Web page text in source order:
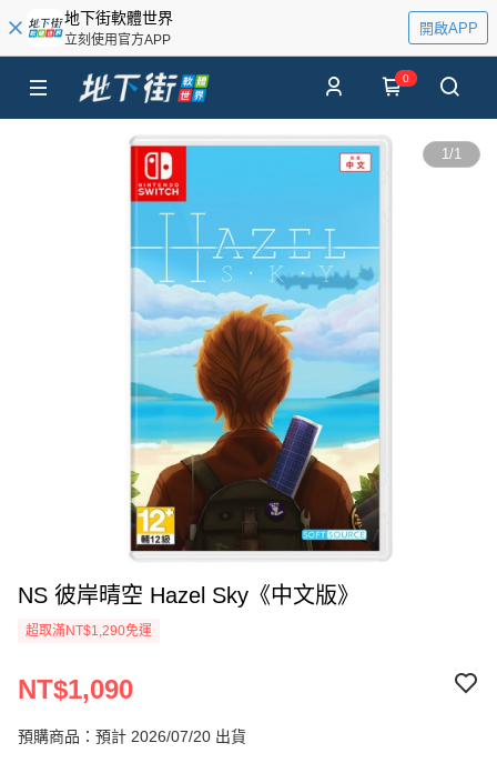
地下街軟體世界
立刻使用官方APP
開啟APP
0
1/1
NS 彼岸晴空 Hazel Sky《中文版》
超取滿NT$1,290免運
NT$1,090
預購商品：預計 2026/07/20 出貨